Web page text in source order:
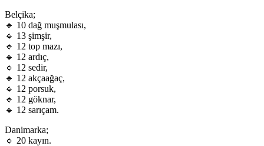
Belçika;
🔹 10 dağ muşmulası,
🔹 13 şimşir,
🔹 12 top mazı,
🔹 12 ardıç,
🔹 12 sedir,
🔹 12 akçaağaç,
🔹 12 porsuk,
🔹 12 göknar,
🔹 12 sarıçam.
Danimarka;
🔹 20 kayın.